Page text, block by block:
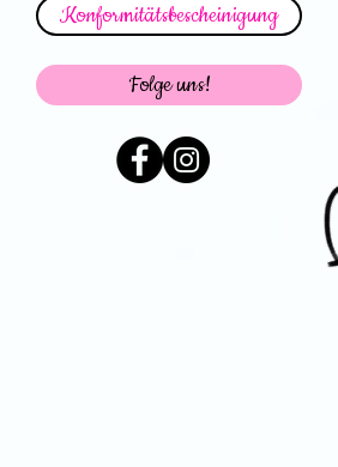
Konformitätsbescheinigung
Folge uns!